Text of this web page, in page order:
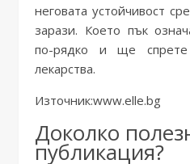
неговата устойчивост
зарази. Което пък
по-рядко и ще
лекарства.
Източник:www.elle.bg
Доколко
публикация?